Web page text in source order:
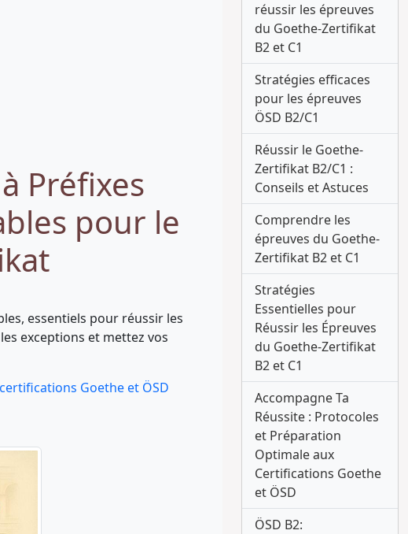
Préfixes
pour le
essentiels pour réussir les
exceptions et mettez vos
Goethe et ÖSD
réussir les épreuves
du Goethe-Zertifikat
B2 et C1
Stratégies efficaces
pour les épreuves
ÖSD B2/C1
Réussir le Goethe-
Zertifikat B2/C1 :
Conseils et Astuces
Comprendre les
épreuves du Goethe-
Zertifikat B2 et C1
Stratégies
Essentielles pour
Réussir les Épreuves
du Goethe-Zertifikat
B2 et C1
Accompagne Ta
Réussite : Protocoles
et Préparation
Optimale aux
Certifications Goethe
et ÖSD
ÖSD B2: